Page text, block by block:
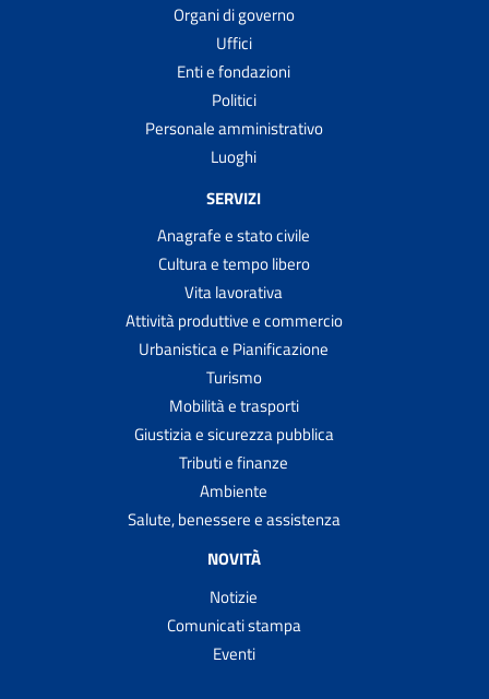
Organi di governo
Uffici
Enti e fondazioni
Politici
Personale amministrativo
Luoghi
SERVIZI
Anagrafe e stato civile
Cultura e tempo libero
Vita lavorativa
Attività produttive e commercio
Urbanistica e Pianificazione
Turismo
Mobilità e trasporti
Giustizia e sicurezza pubblica
Tributi e finanze
Ambiente
Salute, benessere e assistenza
NOVITÀ
Notizie
Comunicati stampa
Eventi